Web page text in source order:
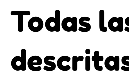
Todas